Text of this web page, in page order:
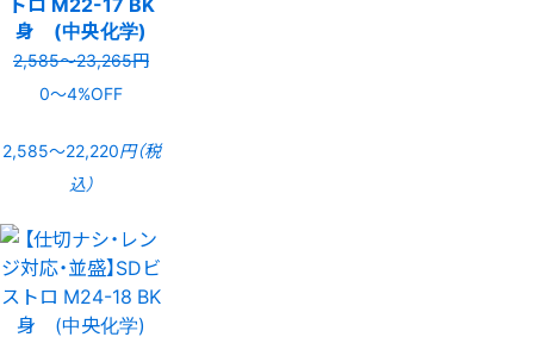
身 (中央化学)
2,585〜23,265円
0〜4%OFF
2,585〜22,220円（税
込）